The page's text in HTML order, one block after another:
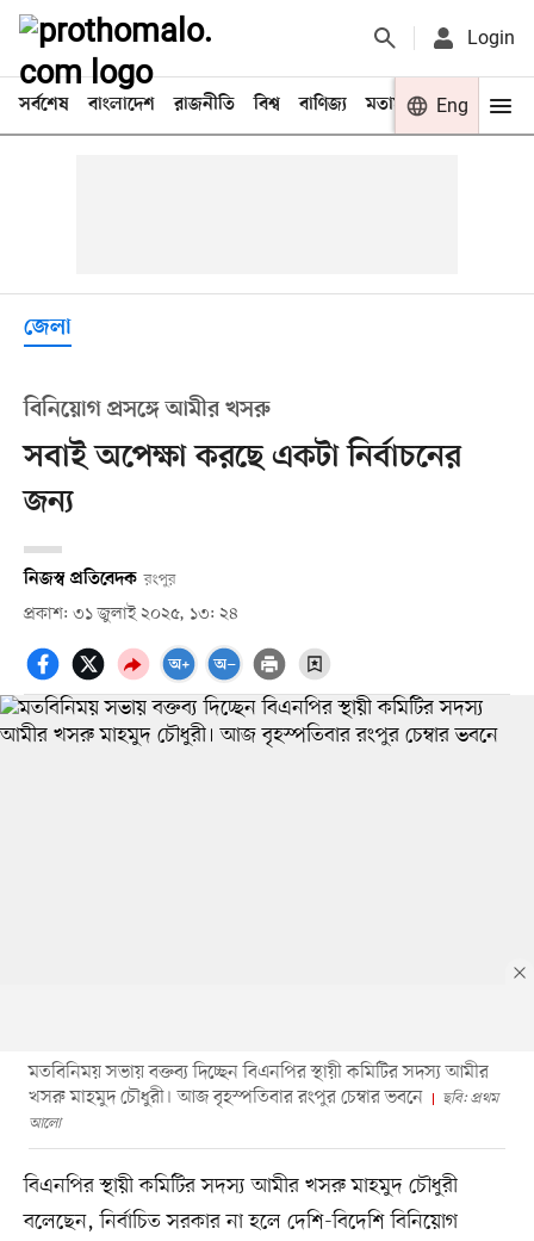
Login
সর্বশেষ বাংলাদেশ রাজনীতি বিশ্ব বাণিজ্য মতামত খেলা
Eng
জেলা
বিনিয়োগ প্রসঙ্গে আমীর খসরু
সবাই অপেক্ষা করছে একটা নির্বাচনের
জন্য
নিজস্ব প্রতিবেদক রংপুর
প্রকাশ: ৩১ জুলাই ২০২৫, ১৩: ২৪
মতবিনিময় সভায় বক্তব্য দিচ্ছেন বিএনপির স্থায়ী কমিটির সদস্য আমীর
খসরু মাহমুদ চৌধুরী। আজ বৃহস্পতিবার রংপুর চেম্বার ভবনে
ছবি: প্রথম
আলো
বিএনপির স্থায়ী কমিটির সদস্য আমীর খসরু মাহমুদ চৌধুরী
বলেছেন, নির্বাচিত সরকার না হলে দেশি-বিদেশি বিনিয়োগ